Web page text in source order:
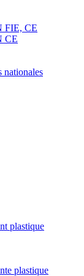
FIE, CE
CE
nationales
plastique
plastique